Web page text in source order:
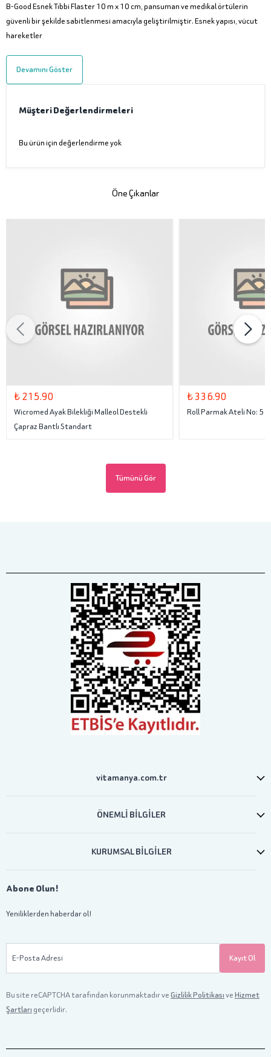
B-Good Esnek Tıbbi Flaster 10 m x 10 cm, pansuman ve medikal örtülerin
güvenli bir şekilde sabitlenmesi amacıyla geliştirilmiştir. Esnek yapısı, vücut
hareketler
Devamını Göster
Müşteri Değerlendirmeleri
Bu ürün için değerlendirme yok
Öne Çıkanlar
₺ 215.90
Wicromed Ayak Bilekliği Malleol Destekli
Çapraz Bantlı Standart
₺ 336.90
Roll Parmak Ateli No: 5
Tümünü Gör
vitamanya.com.tr
ÖNEMLİ BİLGİLER
KURUMSAL BİLGİLER
Abone Olun!
Yeniliklerden haberdar ol!
E-Posta Adresi Kayıt Ol
Bu site reCAPTCHA tarafından korunmaktadır veGizlilik PolitikasıveHizmet
Şartları geçerlidir.